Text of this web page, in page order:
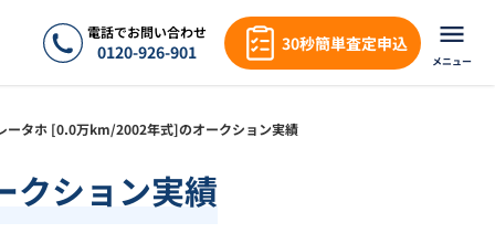
電話でお問い合わせ
0120-926-901 30秒簡単査定申込
メニュー
ータホ [0.0万km/2002年式]のオークション実績
ション実績